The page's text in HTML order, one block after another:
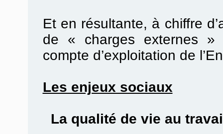
Et en résultante, à chiffre
de « charges externes
compte d’exploitation de
Les enjeux sociaux
La qualité de vie au